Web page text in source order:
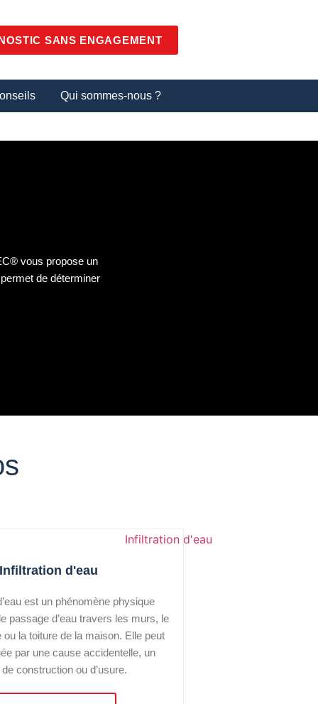
SANS ENGAGEMENT
Qui sommes-nous ?
vous propose un
de déterminer
Infiltration d'eau
est un phénomène physique
passage d’eau travers les murs, le
la toiture de la maison. Elle peut
par une cause accidentelle, un
construction ou d’usure.